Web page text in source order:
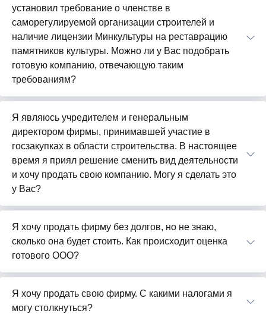
установил требование о членстве в
саморегулируемой организации строителей и
наличие лицензии Минкультуры на реставрацию
памятников культуры. Можно ли у Вас подобрать
готовую компанию, отвечающую таким
требованиям?
Я являюсь учредителем и генеральным
директором фирмы, принимавшей участие в
госзакупках в области строительства. В настоящее
время я приял решение сменить вид деятельности
и хочу продать свою компанию. Могу я сделать это
у Вас?
Я хочу продать фирму без долгов, но не знаю,
сколько она будет стоить. Как происходит оценка
готового ООО?
Я хочу продать свою фирму. С какими налогами я
могу столкнуться?